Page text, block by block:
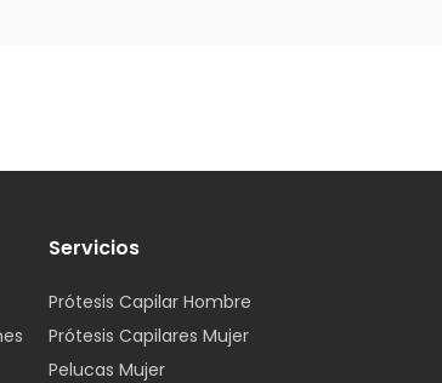
Servicios
Prótesis Capilar Hombre
Prótesis Capilares Mujer
Pelucas Mujer